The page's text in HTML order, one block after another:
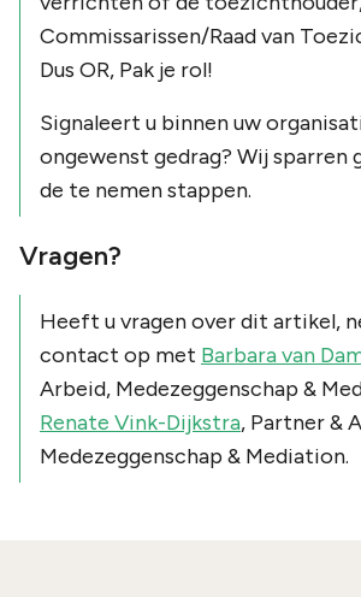
Commissarissen/Raad van
Dus OR, Pak je rol!
Signaleert u binnen uw
ongewenst gedrag? Wij sparren
de te nemen stappen.
Vragen?
Heeft u vragen over dit artikel,
contact op met Barbara van
Arbeid, Medezeggenschap &
Renate Vink-Dijkstra, Partner &
Medezeggenschap & Mediation.